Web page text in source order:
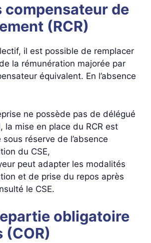
compensateur de
(RCR)
il est possible de remplacer
la rémunération majorée par
équivalent. En l’absence
ne possède pas de délégué
la mise en place du RCR est
sous réserve de l’absence
du CSE,
peut adapter les modalités
et de prise du repos après
le CSE.
obligatoire
(COR)